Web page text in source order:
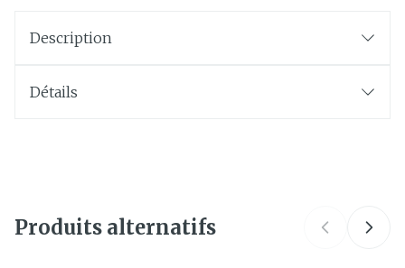
Description
Détails
Marques Covarmed
Produits alternatifs